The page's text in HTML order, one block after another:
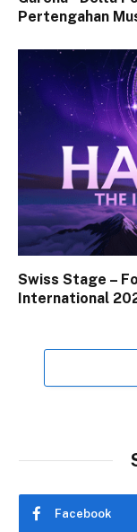
Pertengahan
Swiss Stage –
International
Facebook